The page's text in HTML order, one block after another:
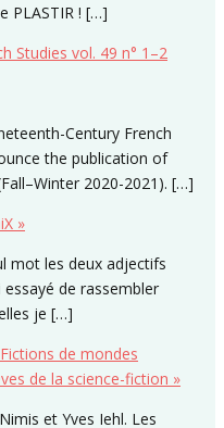
PLASTIR ! […]
Studies vol. 49 n° 1–2
Century French
the publication of
2020-2021). […]
»
mot les deux adjectifs
de rassembler
je […]
de mondes
de la science-fiction »
et Yves Iehl. Les